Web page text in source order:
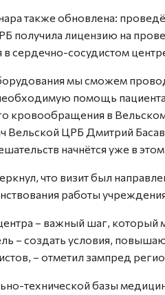
также обновлена:
получила лицензию на
в сердечно-сосудистом
мы сможем
помощь
кровообращения в
Вельской ЦРБ Дмитрий
начнётся уже в
что визит был
работы
– важный шаг,
– создать условия,
– отметил зампред
технической базы